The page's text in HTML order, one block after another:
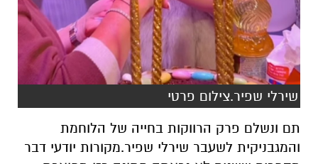
שירלי שפיר.צילום פרטי
תם ונשלם פרק הרווקות בחייה של הלוחמת
והמגבניקית לשעבר שירלי שפיר.מקורות יודעי דבר